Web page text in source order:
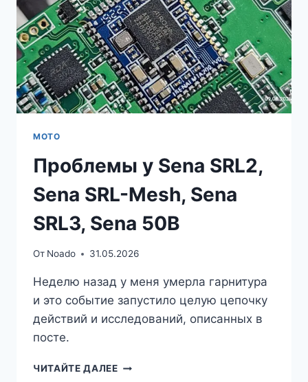
МОТО
Проблемы у Sena SRL2,
Sena SRL-Mesh, Sena
SRL3, Sena 50B
От Noado 31.05.2026
Неделю назад у меня умерла гарнитура
и это событие запустило целую цепочку
действий и исследований, описанных в
посте.
ЧИТАЙТЕ ДАЛЕЕПРОБЛЕМЫ